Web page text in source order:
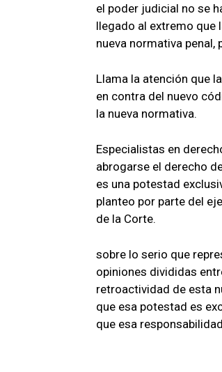
el poder judicial no se
llegado al extremo que
nueva normativa
Llama la atención que
en contra del nuevo
la nueva normativa.
Especialistas en
abrogarse el derecho
es una potestad
planteo por parte del
de la Corte.
sobre lo serio que
opiniones divididas
retroactividad de esta
que esa potestad es
que esa